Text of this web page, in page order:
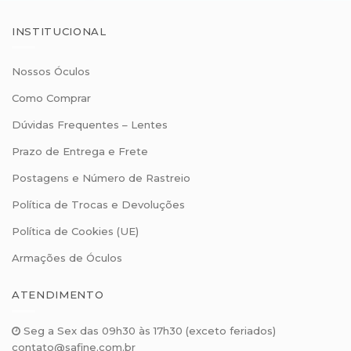
INSTITUCIONAL
Nossos Óculos
Como Comprar
Dúvidas Frequentes – Lentes
Prazo de Entrega e Frete
Postagens e Número de Rastreio
Política de Trocas e Devoluções
Política de Cookies (UE)
Armações de Óculos
ATENDIMENTO
Seg a Sex das 09h30 às 17h30 (exceto feriados)
contato@safine.com.br